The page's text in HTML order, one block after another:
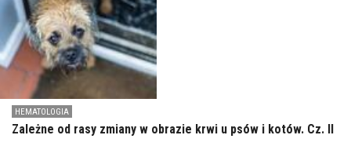
HEMATOLOGIA
Zależne od rasy zmiany w obrazie krwi u psów i kotów. Cz. II